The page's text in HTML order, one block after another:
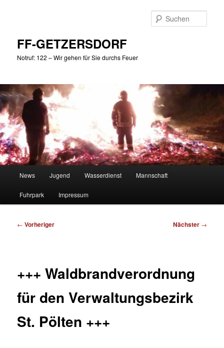
FF-GETZERSDORF
Notruf: 122 – Wir gehen für Sie durchs Feuer
News Jugend Wasserdienst Mannschaft
Fuhrpark Impressum
Beitragsnavigation
← Vorheriger Nächster →
+++ Waldbrandverordnung
für den Verwaltungsbezirk
St. Pölten +++